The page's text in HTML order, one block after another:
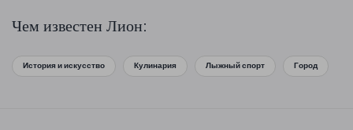
Чем известен Лион:
История и искусство Кулинария Лыжный спорт Город